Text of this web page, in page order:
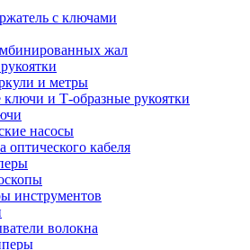
с ключами
жал
и метры
и Т-образные рукоятки
насосы
оптического кабеля
инструментов
волокна